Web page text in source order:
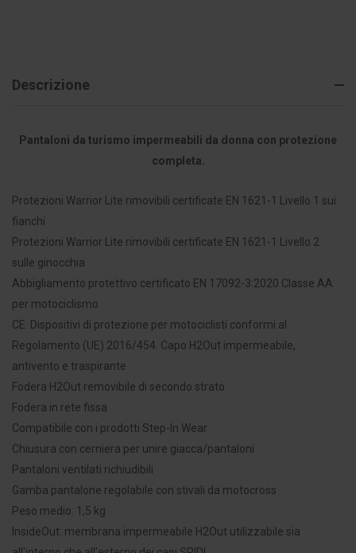
Descrizione
Pantaloni da turismo impermeabili da donna con protezione
completa.
Protezioni Warrior Lite rimovibili certificate EN 1621-1 Livello 1 sui
fianchi
Protezioni Warrior Lite rimovibili certificate EN 1621-1 Livello 2
sulle ginocchia
Abbigliamento protettivo certificato EN 17092-3:2020 Classe AA
per motociclismo
CE: Dispositivi di protezione per motociclisti conformi al
Regolamento (UE) 2016/454. Capo H2Out impermeabile,
antivento e traspirante
Fodera H2Out removibile di secondo strato
Fodera in rete fissa
Compatibile con i prodotti Step-In Wear
Chiusura con cerniera per unire giacca/pantaloni
Pantaloni ventilati richiudibili
Gamba pantalone regolabile con stivali da motocross
Peso medio: 1,5 kg
InsideOut: membrana impermeabile H2Out utilizzabile sia